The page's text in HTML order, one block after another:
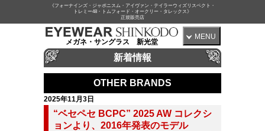
《フォーナインズ・ジャポニスム・アイヴァン・テイラーウィズリスペクト・
トレミー48・トムフォード・オークリー・タレックス》
正規販売店
メガネ・サングラス 新光堂
MENU
新着情報
OTHER BRANDS
2025年11月3日
“ベセペセ BCPC” 2025 AW コレクシ
ョンより、2016年発表のモデル